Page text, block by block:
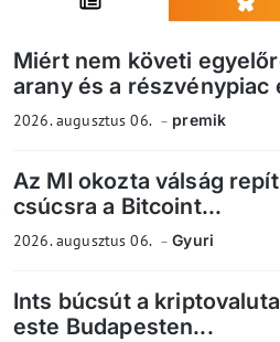
Miért nem követi
arany és a részvénypiac
2026. augusztus 06. premik
Az MI okozta válság
csúcsra a Bitcoint...
2026. augusztus 06. Gyuri
Ints búcsút a
este Budapesten...